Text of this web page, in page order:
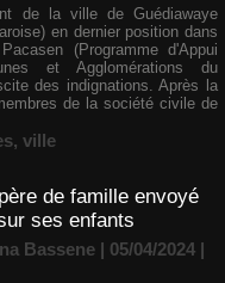
de la ville de Guédiawaye
en dernier position dans
(Programme d'Appui
et Agglomérations du
des indignations. Après la
de la société civile de
, ville
de famille envoyé
ses enfants
Bassene | 05/04/2024 |